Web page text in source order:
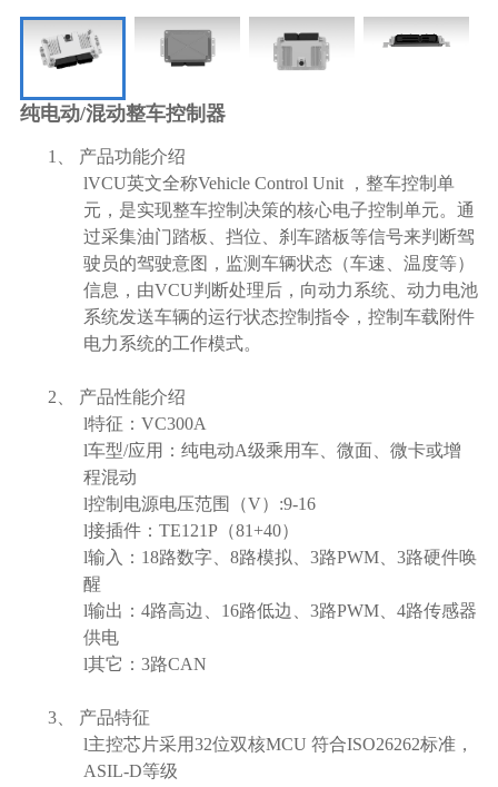
纯电动/混动整车控制器
1、 产品功能介绍
lVCU英文全称Vehicle Control Unit
，整车控制单
元，是实现整车控制决策的核心电子控制单元。通
过采集油门踏板、挡位、刹车踏板等信号来判断驾
驶员的驾驶意图，监测车辆状态（车速、温度等）
信息，由VCU判断处理后，向动力系统、动力电池
系统发送车辆的运行状态控制指令，控制车载附件
电力系统的工作模式。
2、 产品性能介绍
l特征： VC300A
l车型/应用：纯电动A级乘用车、微面、微卡或增
程混动
l控制电源电压范围（V） :9-16
l接插件： TE121P（81+40）
l输入： 18路数字、 8路模拟、 3路PWM、 3路硬件唤
醒
l输出： 4路高边、 16路低边、 3路PWM、 4路传感器
供电
l其它： 3路CAN
3、 产品特征
l主控芯片采用32位双核MCU 符合ISO26262标准，
ASIL-D等级